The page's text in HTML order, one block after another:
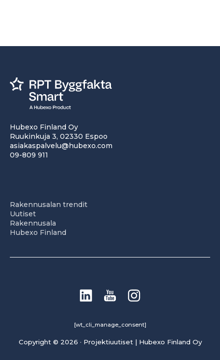
Hubexo Finland Oy
Ruukinkuja 3, 02330 Espoo
asiakaspalvelu@hubexo.com
09-809 911
Rakennusalan trendit
Uutiset
Rakennusala
Hubexo Finland
[wt_cli_manage_consent]
Copyright © 2026 · Projektiuutiset | Hubexo Finland Oy